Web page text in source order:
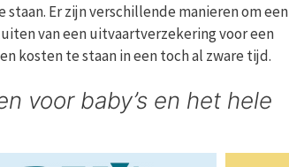
Er zijn verschillende manieren om een
van een uitvaartverzekering voor een
kosten te staan in een toch al zware tijd.
voor baby’s en het hele